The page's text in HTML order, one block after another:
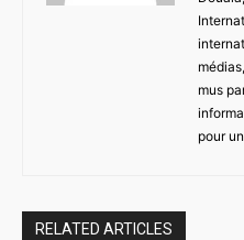
mus
pour
RELATED ARTICLES